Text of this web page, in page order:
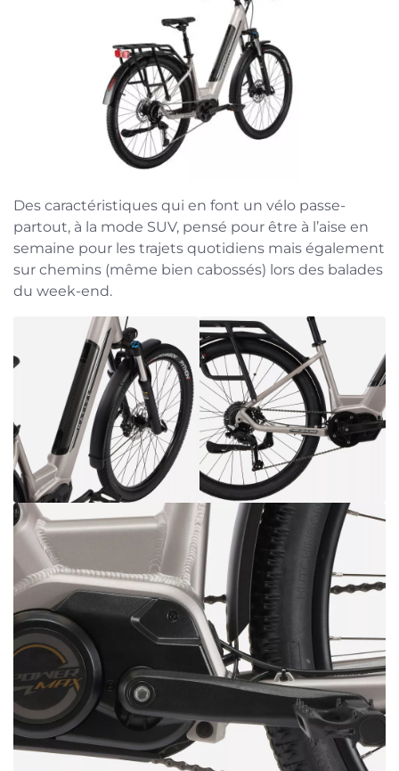
Des caractéristiques qui en font un vélo passe-
partout, à la mode SUV, pensé pour être à l’aise en
semaine pour les trajets quotidiens mais également
sur chemins (même bien cabossés) lors des balades
du week-end.